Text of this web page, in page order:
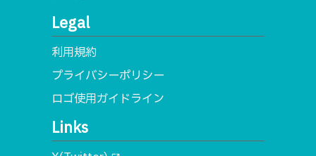
Legal
利用規約
プライバシーポリシー
ロゴ使用ガイドライン
Links